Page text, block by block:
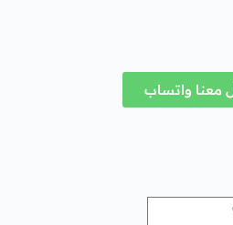
معنا واتساب